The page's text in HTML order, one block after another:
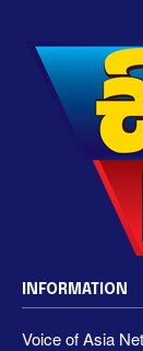
INFORMATION
Voice of Asia